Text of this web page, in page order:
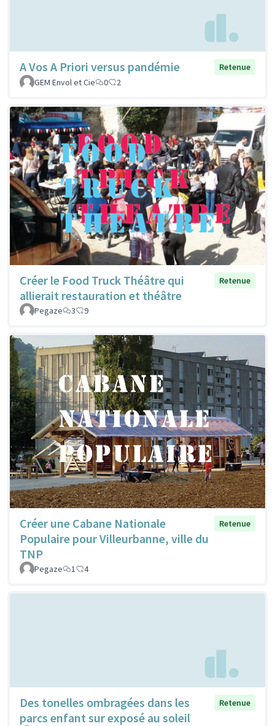
A Vos A Priori versus pandémie
Retenue
GEM Envol et Cie
0 2
Créer le Food Truck Théâtre qui
allierait restauration et théâtre
Retenue
Pegaze 3 9
Créer une Cabane Nationale
Populaire pour Villeurbanne, ville du
TNP
Retenue
Pegaze 1 4
Des tonelles ombragées dans les
parcs enfant sur exposé au soleil
Retenue